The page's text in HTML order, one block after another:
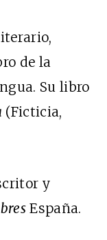
de la
Su libro
(Ficticia,
y
España.